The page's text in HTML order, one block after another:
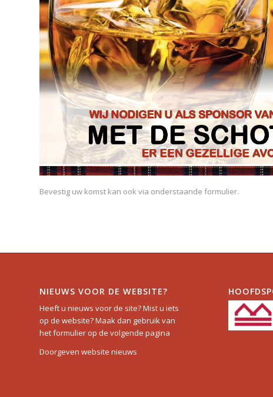
Bevestig uw komst kan ook via onderstaande formulier.
NIEUWS VOOR DE WEBSITE?
Heeft u nieuws voor de site? Mist u iets
op de website? Maak dan gebruik van
het formulier op de volgende pagina
Doorgeven website nieuws